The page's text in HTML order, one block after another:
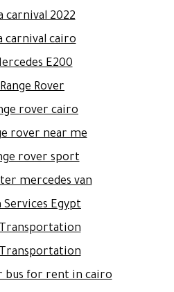
carnival 2022
carnival cairo
E200
Rover
rover cairo
rover near me
rover sport
mercedes van
Egypt
bus for rent in cairo